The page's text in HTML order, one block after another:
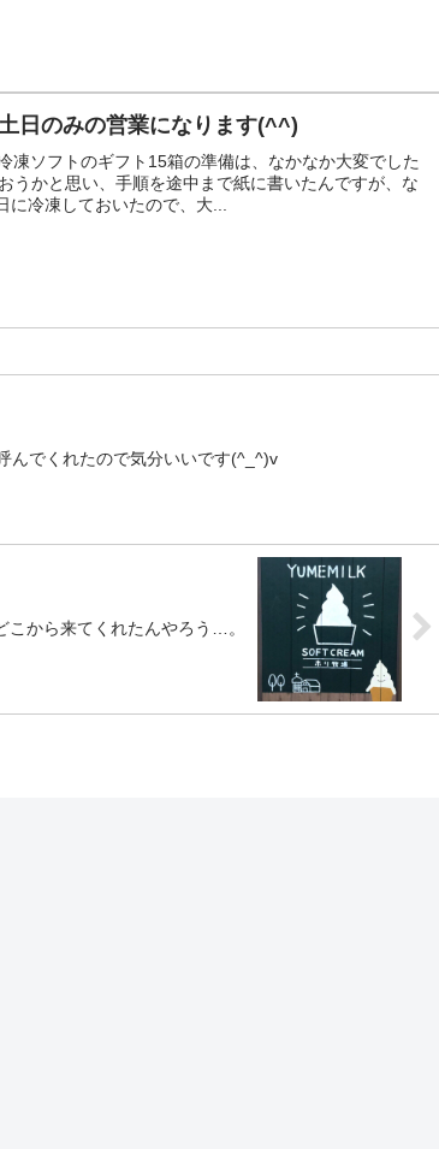
日のみの営業になります(^^)
凍ソフトのギフト15箱の準備は、なかなか大変でした
うかと思い、手順を途中まで紙に書いたんですが、な
冷凍しておいたので、大...
んでくれたので気分いいです(^_^)v
こから来てくれたんやろう…。